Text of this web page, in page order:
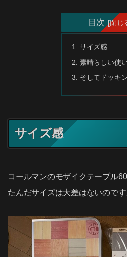
目次
サイズ感
素晴らしい使
そしてドッキ
サイズ感
コールマンのモザイクテーブル
たんだサイズは大差はないのです